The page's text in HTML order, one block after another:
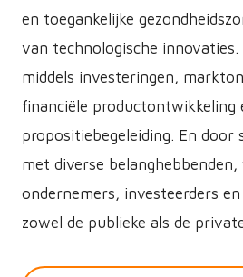
en toegankelijke
van technologische
middels investeringen,
financiële productontwikkeling
propositiebegeleiding. En door
met diverse
ondernemers, investeerders
zowel de publieke als de